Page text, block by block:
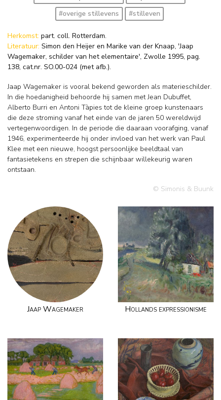
#overige stillevens
#stilleven
Herkomst: part. coll. Rotterdam.
Literatuur: Simon den Heijer en Marike van der Knaap, 'Jaap
Wagemaker, schilder van het elementaire', Zwolle 1995, pag.
138, cat.nr. SO.00-024 (met afb.).
Jaap Wagemaker is vooral bekend geworden als materieschilder.
In die hoedanigheid behoorde hij samen met Jean Dubuffet,
Alberto Burri en Antoni Tàpies tot de kleine groep kunstenaars
die deze stroming vanaf het einde van de jaren 50 wereldwijd
vertegenwoordigen. In de periode die daaraan voorafging, vanaf
1946, experimenteerde hij onder invloed van het werk van Paul
Klee met een nieuwe, hoogst persoonlijke beeldtaal van
fantasietekens en strepen die schijnbaar willekeurig waren
ontstaan.
© Simonis & Buunk
Jaap Wagemaker Hollands expressionisme